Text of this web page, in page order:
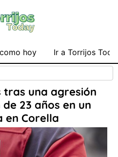
hoy Ir a Torrijos
tras una agresión
23 años en un
en Corella